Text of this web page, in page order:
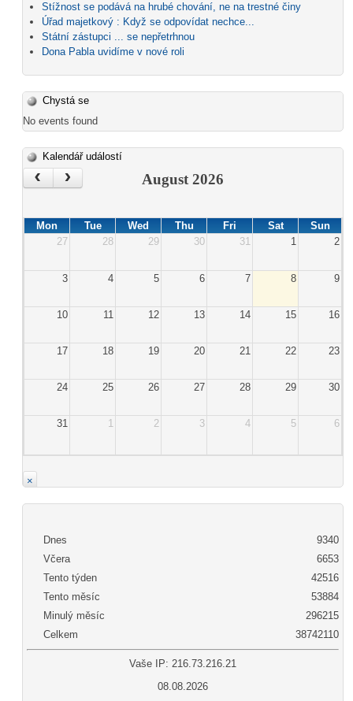
Stížnost se podává na hrubé chování, ne na trestné činy
Úřad majetkový : Když se odpovídat nechce...
Státní zástupci ... se nepřetrhnou
Dona Pabla uvidíme v nové roli
Chystá se
No events found
Kalendář událostí
‹ › August 2026
Mon Tue Wed Thu Fri Sat
Sun
27
28 29 30 31 1 2
3 4 5 6 7 8 9
10 11 12 13 14 15 16
17 18 19 20 21 22 23
24 25 26 27 28 29 30
31 1 2 3 4 5 6
×
Dnes
Včera
Tento týden
Tento měsíc
Minulý měsíc
Celkem
9340
6653
42516
53884
296215
38742110
Vaše IP: 216.73.216.21
08.08.2026